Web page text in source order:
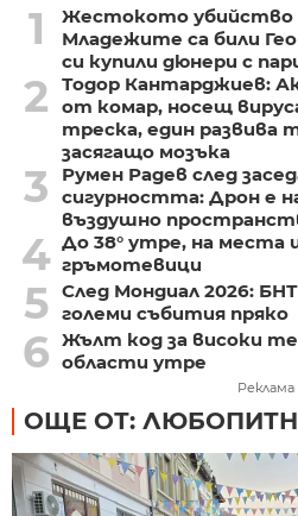
1
Жестокото убийство
Младежите са били
си купили дюнери с
2
Тодор Кантарджиев:
от комар, носещ
треска, един развива
засягащо мозъка
3
Румен Радев след
сигурността: Дрон е
въздушно
4 До 38° утре, на места
гръмотевици
5 След Мондиал 2026:
големи събития пряко
6 Жълт код за високи
области утре
Реклама
ОЩЕ ОТ: